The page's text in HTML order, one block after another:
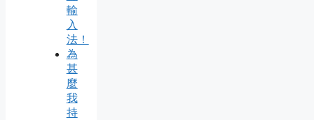
輸
入
法！
為
甚
麼
我
持